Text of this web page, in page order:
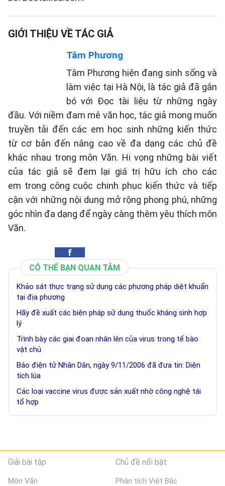
GIỚI THIỆU VỀ TÁC GIẢ
Tâm Phương
Tâm Phương hiện đang sinh sống và
làm việc tại Hà Nội, là tác giả đã gắn
bó với Đọc tài liệu từ những ngày
đầu. Với niềm đam mê văn học, tác giả mong muốn
truyền tải đến các em học sinh những kiến thức
từ cơ bản đến nâng cao về đa dạng các chủ đề
khác nhau trong môn Văn. Hi vọng những bài viết
của tác giả sẽ đem lại giá trị hữu ích cho các
em trong công cuộc chinh phục kiến thức và tiếp
cận với những nội dung mở rộng phong phú, những
góc nhìn đa dạng để ngày càng thêm yêu thích môn
Văn.
CÓ THỂ BẠN QUAN TÂM
Khảo sát thực trạng sử dụng các phương pháp diệt khuẩn
tại địa phương
Hãy đề xuất các biện pháp sử dụng thuốc kháng sinh hợp
lý
Trình bày các giai đoạn nhân lên của virus trong tế bào
vật chủ
Báo điện tử Nhân Dân, ngày 9/11/2006 đã đưa tin: Diện
tích lúa
Các loại vaccine virus được sản xuất nhờ công nghệ tái
tổ hợp
Giải bài tập
Môn Văn
Chủ đề nổi bật
Phân tích Việt Bắc